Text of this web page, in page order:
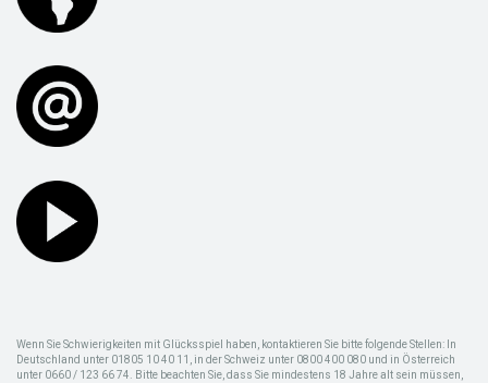
Wenn Sie Schwierigkeiten mit Glücksspiel haben, kontaktieren Sie bitte folgende Stellen: In
Deutschland unter 01805 10 40 11, in der Schweiz unter 0800 400 080 und in Österreich
unter 0660 / 123 66 74. Bitte beachten Sie, dass Sie mindestens 18 Jahre alt sein müssen,